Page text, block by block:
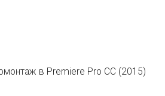
в Premiere Pro CC (2015)